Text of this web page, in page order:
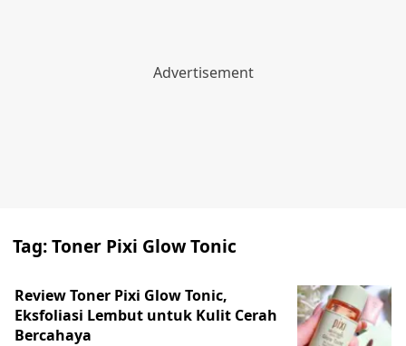
Tag:Toner Pixi Glow Tonic
Review Toner Pixi Glow Tonic,
Eksfoliasi Lembut untuk Kulit Cerah
Bercahaya